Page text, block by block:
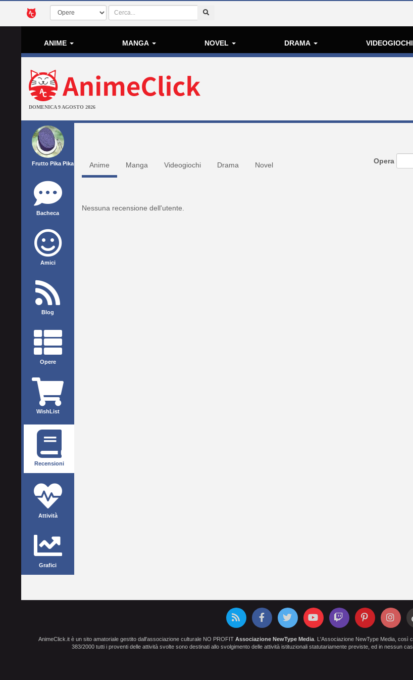
ANIME MANGA NOVEL DRAMA VIDEOGIOCHI
DOMENICA 9 AGOSTO 2026
Frutto Pika Pika
Bacheca
Amici
Blog
Opere
WishList
Recensioni
Attività
Grafici
Anime Manga Videogiochi Drama Novel Opera
Nessuna recensione dell'utente.
AnimeClick.it è un sito amatoriale gestito dall'associazione culturale NO PROFIT Associazione NewType Media. L'Associazione NewType Media, così
383/2000 tutti i proventi delle attività svolte sono destinati allo svolgimento delle attività istituzionali statutariamente previste, ed in nessun